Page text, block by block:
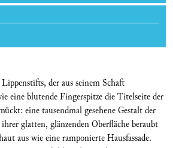
der aus seinem Schaft
eine blutende Fingerspitze die Titelseite der
eine tausendmal gesehene Gestalt der
glatten, glänzenden Oberfläche beraubt
aus wie eine ramponierte Hausfassade.